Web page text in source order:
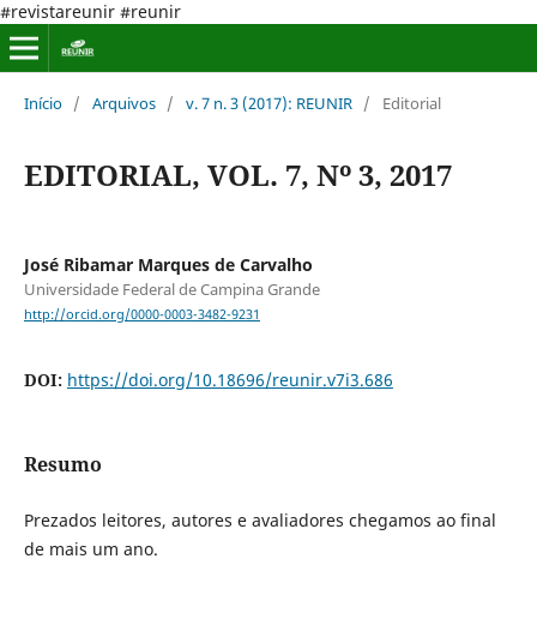
#revistareunir #reunir
Início / Arquivos / v. 7 n. 3 (2017): REUNIR / Editorial
EDITORIAL, VOL. 7, Nº 3, 2017
José Ribamar Marques de Carvalho
Universidade Federal de Campina Grande
http://orcid.org/0000-0003-3482-9231
DOI: https://doi.org/10.18696/reunir.v7i3.686
Resumo
Prezados leitores, autores e avaliadores chegamos ao final
de mais um ano.